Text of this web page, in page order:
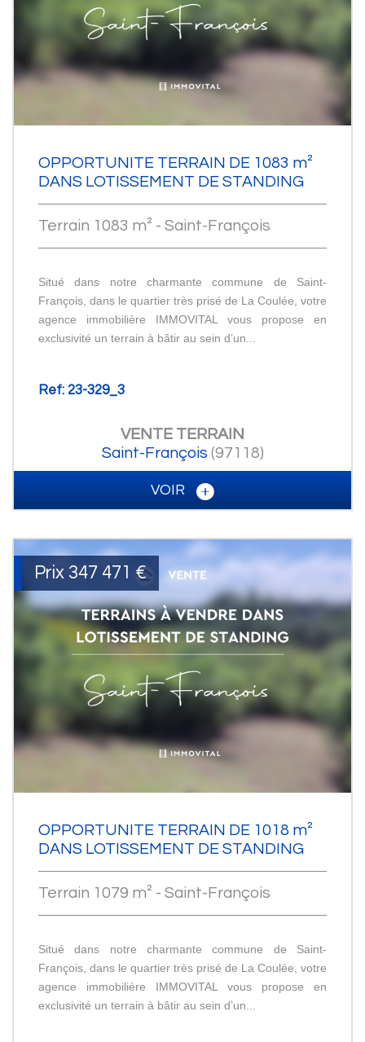
OPPORTUNITE TERRAIN DE 1083 m²
DANS LOTISSEMENT DE STANDING
Terrain 1083 m² - Saint-François
Situé dans notre charmante commune de Saint-
François, dans le quartier très prisé de La Coulée, votre
agence immobilière IMMOVITAL vous propose en
exclusivité un terrain à bâtir au sein d’un...
Ref: 23-329_3
VENTE TERRAIN
Saint-François (97118)
VOIR
Prix 347 471 €
OPPORTUNITE TERRAIN DE 1018 m²
DANS LOTISSEMENT DE STANDING
Terrain 1079 m² - Saint-François
Situé dans notre charmante commune de Saint-
François, dans le quartier très prisé de La Coulée, votre
agence immobilière IMMOVITAL vous propose en
exclusivité un terrain à bâtir au sein d’un...